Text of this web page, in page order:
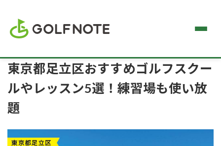
東京都足立区おすすめゴルフスクー
ルやレッスン5選！練習場も使い放
題